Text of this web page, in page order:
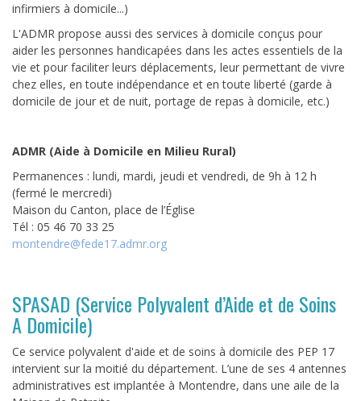
infirmiers à domicile...)
L'ADMR propose aussi des services à domicile conçus pour
aider les personnes handicapées dans les actes essentiels de la
vie et pour faciliter leurs déplacements, leur permettant de vivre
chez elles, en toute indépendance et en toute liberté (garde à
domicile de jour et de nuit, portage de repas à domicile, etc.)
ADMR (Aide à Domicile en Milieu Rural)
Permanences : lundi, mardi, jeudi et vendredi, de 9h à 12 h
(fermé le mercredi)
Maison du Canton, place de l’Église
Tél : 05 46 70 33 25
montendre@fede17.admr.org
SPASAD (Service Polyvalent d’Aide et de Soins
A Domicile)
Ce service polyvalent d'aide et de soins à domicile des PEP 17
intervient sur la moitié du département. L’une de ses 4 antennes
administratives est implantée à Montendre, dans une aile de la